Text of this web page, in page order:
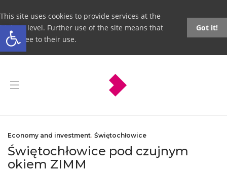
Open toolbar
This site uses cookies to provide services at the
highest level. Further use of the site means that
you agree to their use.
Got it!
Economy and investment, Świętochłowice
Świętochłowice pod czujnym
okiem ZIMM